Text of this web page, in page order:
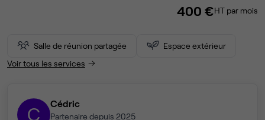
400 €HT par mois
Salle de réunion partagée
Espace extérieur
Voir tous les services
C Cédric
Partenaire depuis 2025